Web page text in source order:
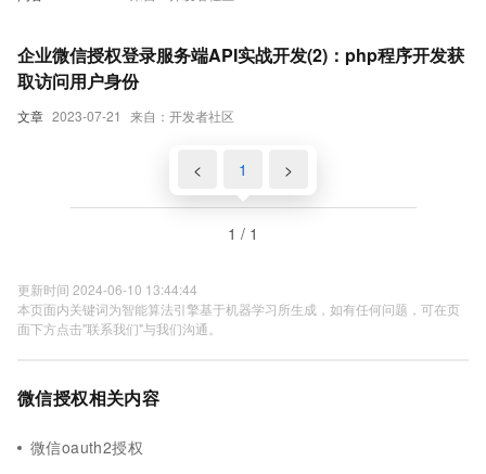
文章 2023-07-21 来自：开发者社区
企业微信授权登录服务端API实战开发(2)：php程序开发获
取访问用户身份
< 1 >
1 / 1
更新时间 2024-06-10 13:44:44
本页面内关键词为智能算法引擎基于机器学习所生成，如有任何问题，可在页
面下方点击"联系我们"与我们沟通。
微信授权相关内容
微信oauth2授权